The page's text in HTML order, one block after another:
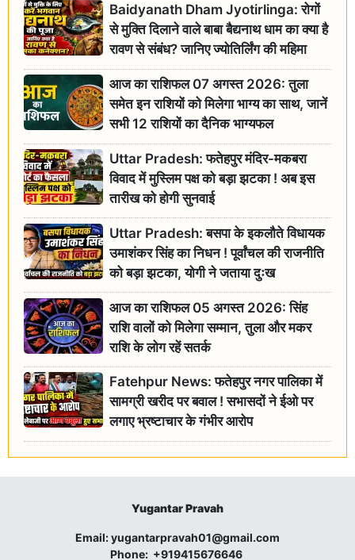
Baidyanath Dham Jyotirlinga: रोगों
से मुक्ति दिलाने वाले बाबा बैद्यनाथ धाम का क्या है
रावण से संबंध? जानिए ज्योतिर्लिंग की महिमा
आज का राशिफल 07 अगस्त 2026: तुला
समेत इन राशियों को मिलेगा भाग्य का साथ, जानें
सभी 12 राशियों का दैनिक भाग्यफल
Uttar Pradesh: फतेहपुर मंदिर-मकबरा
विवाद में मुस्लिम पक्ष को बड़ा झटका ! अब इस
तारीख को होगी सुनवाई
Uttar Pradesh: बसपा के इकलौते विधायक
उमाशंकर सिंह का निधन ! पूर्वांचल की राजनीति
को बड़ा झटका, योगी ने जताया दुःख
आज का राशिफल 05 अगस्त 2026: सिंह
राशि वालों को मिलेगा सम्मान, तुला और मकर
राशि के लोग रहें सतर्क
Fatehpur News: फतेहपुर नगर पालिका में
सामग्री खरीद पर बवाल ! सभासदों ने ईओ पर
लगाए भ्रष्टाचार के गंभीर आरोप
Yugantar Pravah
Email:yugantarpravah01@gmail.com
Phone: +919415676646